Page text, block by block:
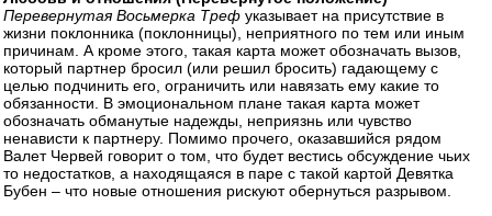
Перевернутая Восьмерка Треф указывает на присутствие в
жизни поклонника (поклонницы), неприятного по тем или иным
причинам. А кроме этого, такая карта может обозначать вызов,
который партнер бросил (или решил бросить) гадающему с
целью подчинить его, ограничить или навязать ему какие то
обязанности. В эмоциональном плане такая карта может
обозначать обманутые надежды, неприязнь или чувство
ненависти к партнеру. Помимо прочего, оказавшийся рядом
Валет Червей говорит о том, что будет вестись обсуждение чьих
то недостатков, а находящаяся в паре с такой картой Девятка
Бубен – что новые отношения рискуют обернуться разрывом.